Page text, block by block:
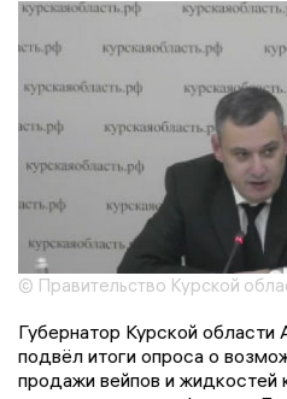
© Правительство Курской
Губернатор Курской
подвёл итоги опроса о
продажи вейпов и жидкостей